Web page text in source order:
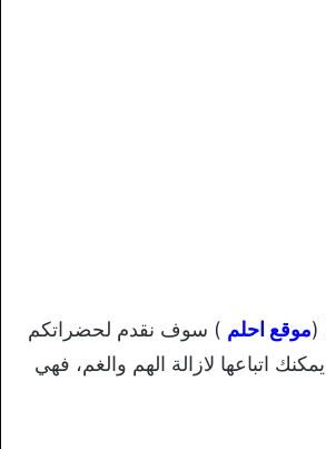
(موقع احلم ) سوف نقدم لحضراتكم
اتباعها لازالة الهم والغم، فهي